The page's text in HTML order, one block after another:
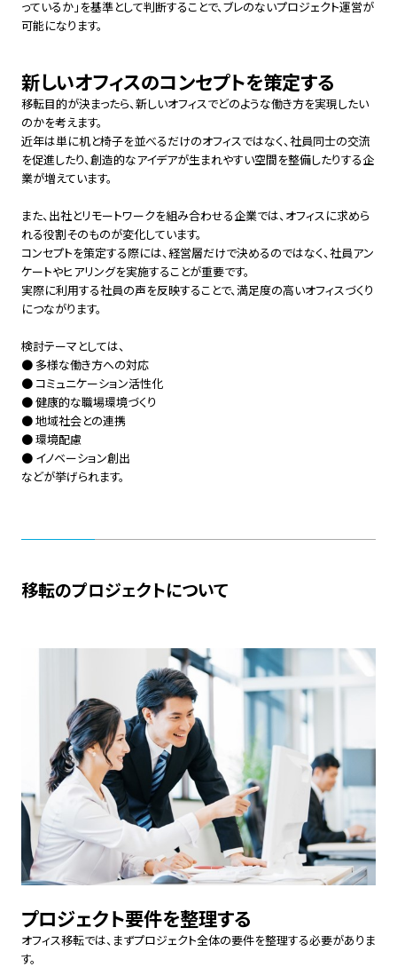
っているか」を基準として判断することで、ブレのないプロジェクト運営が
可能になります。
新しいオフィスのコンセプトを策定する
移転目的が決まったら、新しいオフィスでどのような働き方を実現したい
のかを考えます。
近年は単に机と椅子を並べるだけのオフィスではなく、社員同士の交流
を促進したり、創造的なアイデアが生まれやすい空間を整備したりする企
業が増えています。
また、出社とリモートワークを組み合わせる企業では、オフィスに求めら
れる役割そのものが変化しています。
コンセプトを策定する際には、経営層だけで決めるのではなく、社員アン
ケートやヒアリングを実施することが重要です。
実際に利用する社員の声を反映することで、満足度の高いオフィスづくり
につながります。
検討テーマとしては、
● 多様な働き方への対応
● コミュニケーション活性化
● 健康的な職場環境づくり
● 地域社会との連携
● 環境配慮
● イノベーション創出
などが挙げられます。
移転のプロジェクトについて
プロジェクト要件を整理する
オフィス移転では、まずプロジェクト全体の要件を整理する必要がありま
す。